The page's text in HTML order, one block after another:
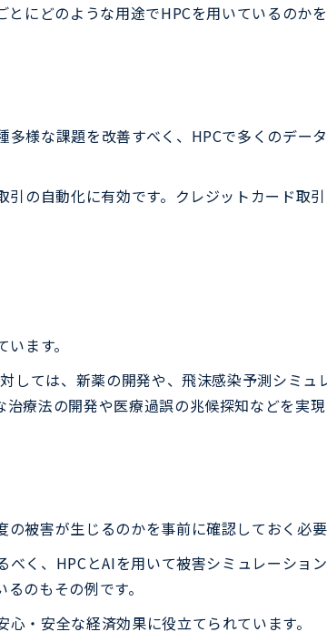
にどのような用途でHPCを用いているのかを
様な課題を改善すべく、HPCで多くのデー
の自動化に有効です。クレジットカード取
ます。
ては、新薬の開発や、飛沫感染予測シミュ
療法の開発や医療過誤の兆候探知などを実現
被害が生じるのかを事前に確認しておく必要
く、HPCとAIを用いて被害シミュレーショ
のもその例です。
・安全な経済効果に役立てられています。